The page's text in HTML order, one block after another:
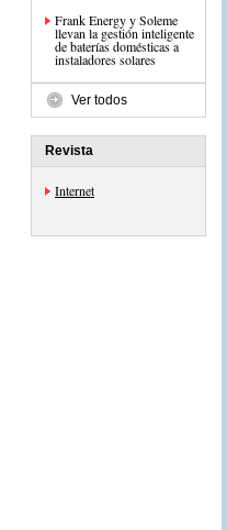
Frank Energy y Soleme
llevan la gestión inteligente
de baterías domésticas a
instaladores solares
Ver todos
Revista
Internet